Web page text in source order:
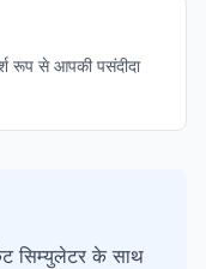
रूप से आपकी पसंदीदा
सिम्युलेटर के साथ